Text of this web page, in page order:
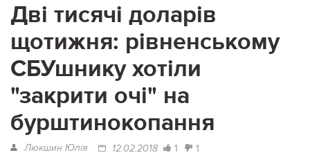
Дві тисячі доларів
щотижня: рівненському
СБУшнику хотіли
"закрити очі" на
бурштинокопання
Люкшин Юлія 12.02.2018 1 1